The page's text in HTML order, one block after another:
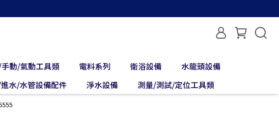
動/氣動工具類 電料系列 衛浴設備
水龍頭設備
水/水管設備配件 淨水設備 測量/測試/定位工具類